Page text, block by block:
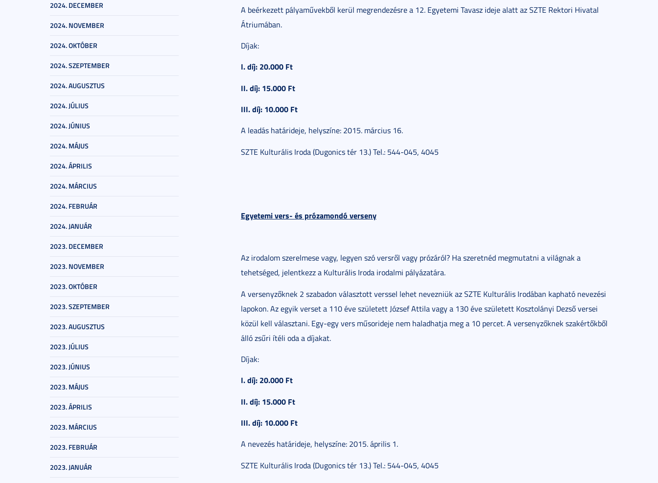
2024. DECEMBER
2024. NOVEMBER
2024. OKTÓBER
2024. SZEPTEMBER
2024. AUGUSZTUS
2024. JÚLIUS
2024. JÚNIUS
2024. MÁJUS
2024. ÁPRILIS
2024. MÁRCIUS
2024. FEBRUÁR
2024. JANUÁR
2023. DECEMBER
2023. NOVEMBER
2023. OKTÓBER
2023. SZEPTEMBER
2023. AUGUSZTUS
2023. JÚLIUS
2023. JÚNIUS
2023. MÁJUS
2023. ÁPRILIS
2023. MÁRCIUS
2023. FEBRUÁR
2023. JANUÁR
A beérkezett pályaművekből kerül megrendezésre a 12. Egyetemi Tavasz ideje alatt az SZTE Rektori Hivatal
Átriumában.
Díjak:
I. díj: 20.000 Ft
II. díj: 15.000 Ft
III. díj: 10.000 Ft
A leadás határideje, helyszíne: 2015. március 16.
SZTE Kulturális Iroda (Dugonics tér 13.) Tel.: 544-045, 4045
Egyetemi vers- és prózamondó verseny
Az irodalom szerelmese vagy, legyen szó versről vagy prózáról? Ha szeretnéd megmutatni a világnak a
tehetséged, jelentkezz a Kulturális Iroda irodalmi pályázatára.
A versenyzőknek 2 szabadon választott verssel lehet nevezniük az SZTE Kulturális Irodában kapható nevezési
lapokon. Az egyik verset a 110 éve született József Attila vagy a 130 éve született Kosztolányi Dezső versei
közül kell választani. Egy-egy vers műsorideje nem haladhatja meg a 10 percet. A versenyzőknek szakértőkből
álló zsűri ítéli oda a díjakat.
Díjak:
I. díj: 20.000 Ft
II. díj: 15.000 Ft
III. díj: 10.000 Ft
A nevezés határideje, helyszíne: 2015. április 1.
SZTE Kulturális Iroda (Dugonics tér 13.) Tel.: 544-045, 4045